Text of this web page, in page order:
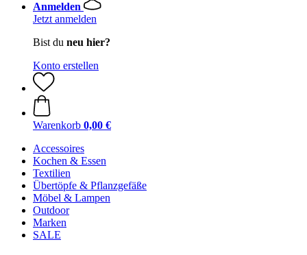
Anmelden
Jetzt anmelden
Bist du neu hier?
Konto erstellen
Warenkorb 0,00 €
Accessoires
Kochen & Essen
Textilien
Übertöpfe & Pflanzgefäße
Möbel & Lampen
Outdoor
Marken
SALE